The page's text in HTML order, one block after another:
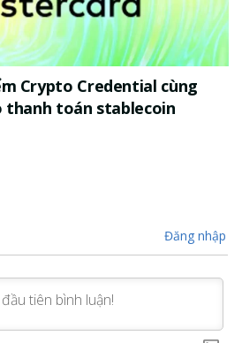
Crypto Credential cùng
thanh toán stablecoin
Đăng nhập